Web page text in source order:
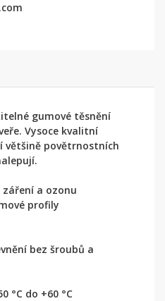
gumové těsnění
Vysoce kvalitní
většině povětrnostních
záření a ozonu
profily
bez šroubů a
°C do +60 °C